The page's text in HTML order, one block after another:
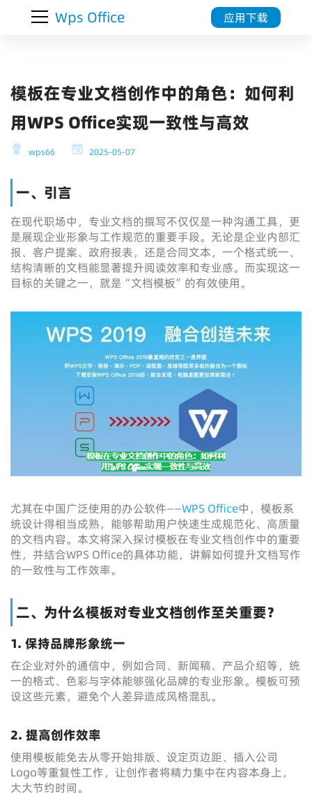
Wps Office 应用下载
模板在专业文档创作中的角色：如何利
用WPS Office实现一致性与高效
wps66 2025-05-07
一、引言
在现代职场中，专业文档的撰写不仅仅是一种沟通工具，更
是展现企业形象与工作规范的重要手段。无论是企业内部汇
报、客户提案、政府报表，还是合同文本，一个格式统一、
结构清晰的文档能显著提升阅读效率和专业感。而实现这一
目标的关键之一，就是“文档模板”的有效使用。
尤其在中国广泛使用的办公软件——WPS Office中，模板系
统设计得相当成熟，能够帮助用户快速生成规范化、高质量
的文档内容。本文将深入探讨模板在专业文档创作中的重要
性，并结合WPS Office的具体功能，讲解如何提升文档写作
的一致性与工作效率。
二、为什么模板对专业文档创作至关重要？
1. 保持品牌形象统一
在企业对外的通信中，例如合同、新闻稿、产品介绍等，统
一的格式、色彩与字体能够强化品牌的专业形象。模板可预
设这些元素，避免个人差异造成风格混乱。
2. 提高创作效率
使用模板能免去从零开始排版、设定页边距、插入公司
Logo等重复性工作，让创作者将精力集中在内容本身上，
大大节约时间。